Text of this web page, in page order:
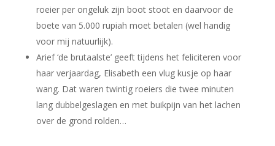
roeier per ongeluk zijn boot stoot en daarvoor de
boete van 5.000 rupiah moet betalen (wel handig
voor mij natuurlijk).
Arief ‘de brutaalste’ geeft tijdens het feliciteren voor
haar verjaardag, Elisabeth een vlug kusje op haar
wang. Dat waren twintig roeiers die twee minuten
lang dubbelgeslagen en met buikpijn van het lachen
over de grond rolden…